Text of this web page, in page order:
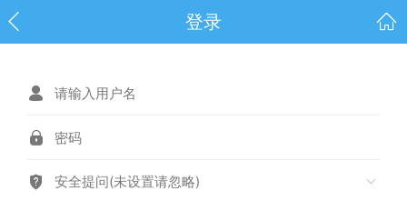
登录
安全提问(未设置请忽略)